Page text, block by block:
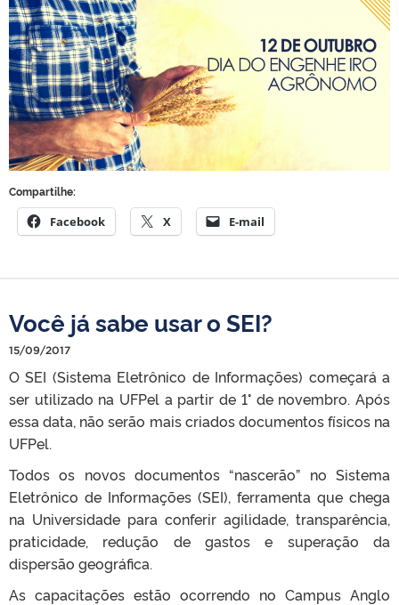
Compartilhe:
Facebook X E-mail
Você já sabe usar o SEI?
15/09/2017
O SEI (Sistema Eletrônico de Informações) começará a
ser utilizado na UFPel a partir de 1° de novembro. Após
essa data, não serão mais criados documentos físicos na
UFPel.
Todos os novos documentos “nascerão” no Sistema
Eletrônico de Informações (SEI), ferramenta que chega
na Universidade para conferir agilidade, transparência,
praticidade, redução de gastos e superação da
dispersão geográfica.
As capacitações estão ocorrendo no Campus Anglo